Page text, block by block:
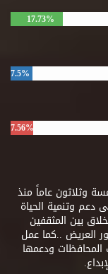
17.73%
7.5%
7.56%
وثلاثون عاماً منذ
فى دعم وتنمية الحياة
بين المثقفين
العريض ..كما عمل
ودعمها